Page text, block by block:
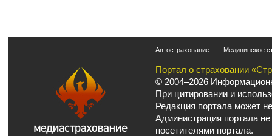
Автострахование Медицинское
Портал о страховании
© 2004–2026
При цитировании и
Редакция портала может
Администрация портала
посетителями портала.